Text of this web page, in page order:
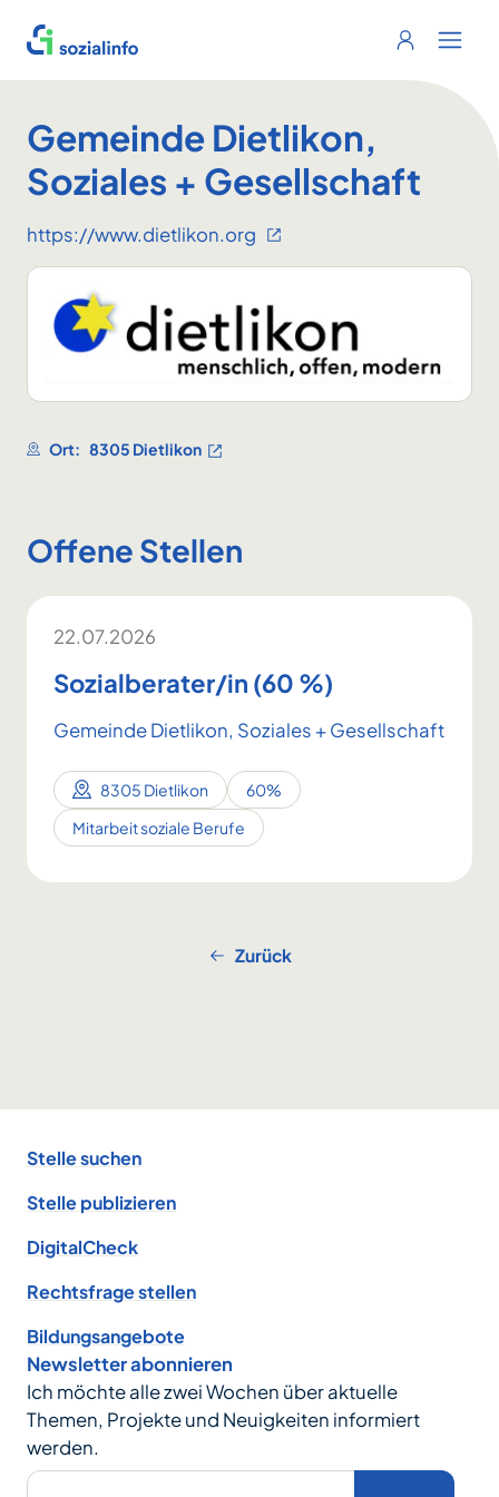
Sozialinfo
Login
Gemeinde Dietlikon,
Soziales + Gesellschaft
https://www.dietlikon.org
Ort: 8305 Dietlikon
Offene Stellen
22.07.2026
Sozialberater/in (60 %)
Gemeinde Dietlikon, Soziales + Gesellschaft
8305 Dietlikon
60%
Mitarbeit soziale Berufe
Zurück
Stelle suchen
Stelle publizieren
DigitalCheck
Rechtsfrage stellen
Bildungsangebote
Newsletter abonnieren
Ich möchte alle zwei Wochen über aktuelle
Themen, Projekte und Neuigkeiten informiert
werden.